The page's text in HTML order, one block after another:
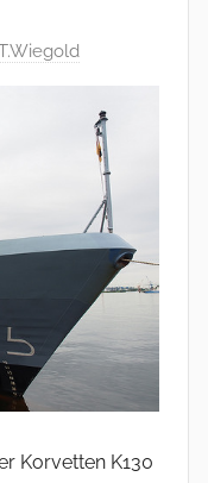
Korvetten K130